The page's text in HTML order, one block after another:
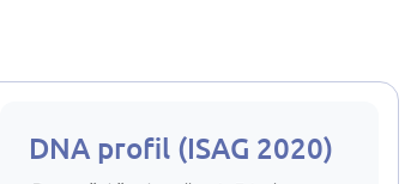
DNA profil (ISAG 2020)